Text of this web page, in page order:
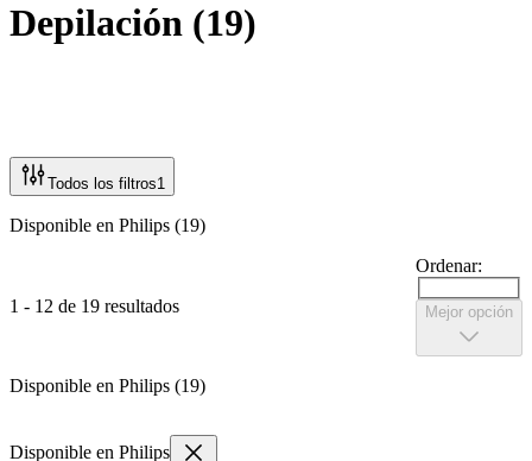
Depilación (19)
Todos los filtros1
Disponible en Philips (19)
1 - 12 de 19 resultados
Ordenar:
Mejor opción
Disponible en Philips (19)
Disponible en Philips